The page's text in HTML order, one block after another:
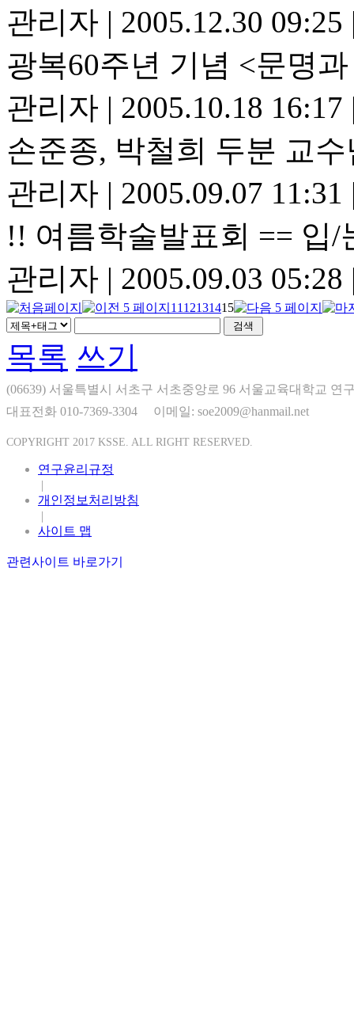
관리자 | 2005.12.30 09:25
광복60주년 기념 <문명
관리자 | 2005.10.18 16:17
손준종, 박철희 두분 교
관리자 | 2005.09.07 11:31
!! 여름학술발표회 == 입/
관리자 | 2005.09.03 05:28
1112131415
목록 쓰기
(06639) 서울특별시 서초구 서초중앙로 96 서울교육대학교 연
대표전화 010-7369-3304 이메일: soe2009@hanmail.net
COPYRIGHT 2017 KSSE. ALL RIGHT RESERVED.
연구윤리규정
|
개인정보처리방침
|
사이트 맵
관련사이트 바로가기